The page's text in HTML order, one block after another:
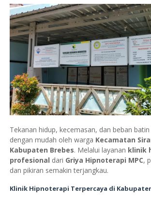
Tekanan hidup, kecemasan, dan beban
dengan mudah oleh warga Kecamatan
Kabupaten Brebes. Melalui layanan klinik
profesional dari Griya Hipnoterapi MPC,
dan pikiran semakin terjangkau.
Klinik Hipnoterapi Terpercaya di